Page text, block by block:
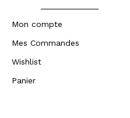
Mon compte
Mes Commandes
Wishlist
Panier